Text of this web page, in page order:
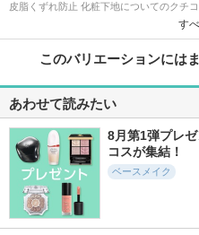
皮脂くずれ防止 化粧下地についてのクチ
す
このバリエーションには
あわせて読みたい
8月第1弾プレ
コスが集結！
ベースメイク